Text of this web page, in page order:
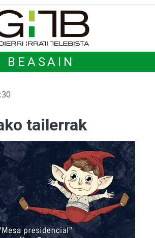
BEASAIN
tailerrak